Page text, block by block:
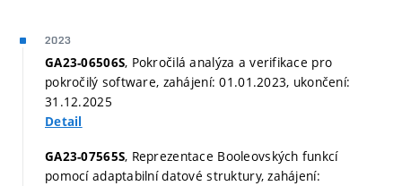
2023
GA23-06506S, Pokročilá analýza a verifikace pro
pokročilý software, zahájení: 01.01.2023, ukončení:
31.12.2025
Detail
GA23-07565S, Reprezentace Booleovských funkcí
pomocí adaptabilní datové struktury, zahájení: